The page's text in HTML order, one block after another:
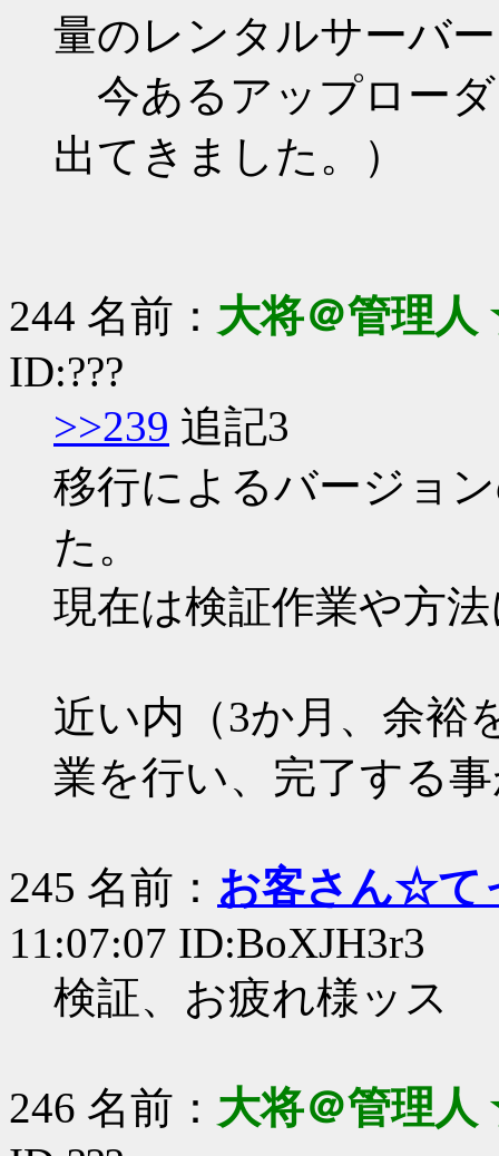
量のレンタルサーバ
今あるアップロー
出てきました。）
244 名前： 大将＠管理
ID:???
>>239 追記3
移行によるバージョ
た。
現在は検証作業や方
近い内（3か月、余裕
業を行い、完了する
245 名前： お客さん☆て
11:07:07 ID:BoXJH3r3
検証、お疲れ様ッス
246 名前： 大将＠管理